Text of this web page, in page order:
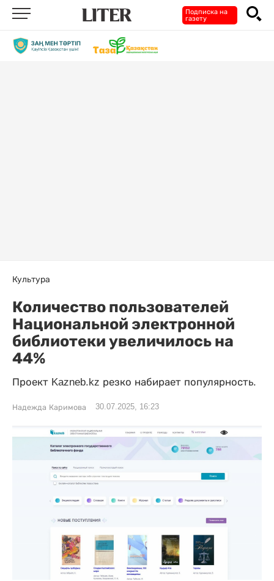
Подписка на
газету
Культура
Количество пользователей
Национальной электронной
библиотеки увеличилось на
44%
Проект Kazneb.kz резко набирает популярность.
Надежда Каримова 30.07.2025, 16:23